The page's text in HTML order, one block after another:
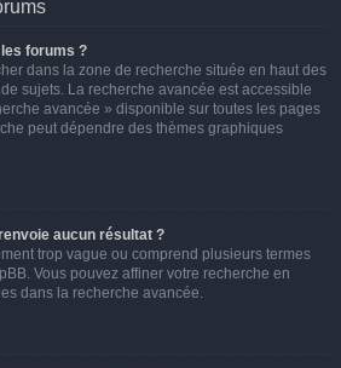
forums ?
dans la zone de recherche située en haut des
sujets. La recherche avancée est accessible
avancée » disponible sur toutes les pages
peut dépendre des thèmes graphiques
aucun résultat ?
trop vague ou comprend plusieurs termes
Vous pouvez affiner votre recherche en
dans la recherche avancée.